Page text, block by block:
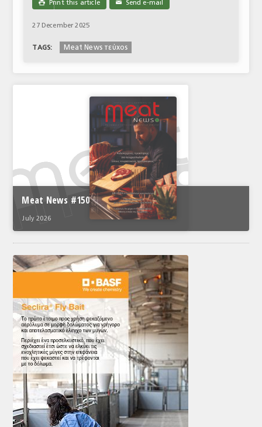
 Print this article ✉ Send e-mail
27 December 2025
TAGS: Meat News τεύχος
Meat News #150
July 2026